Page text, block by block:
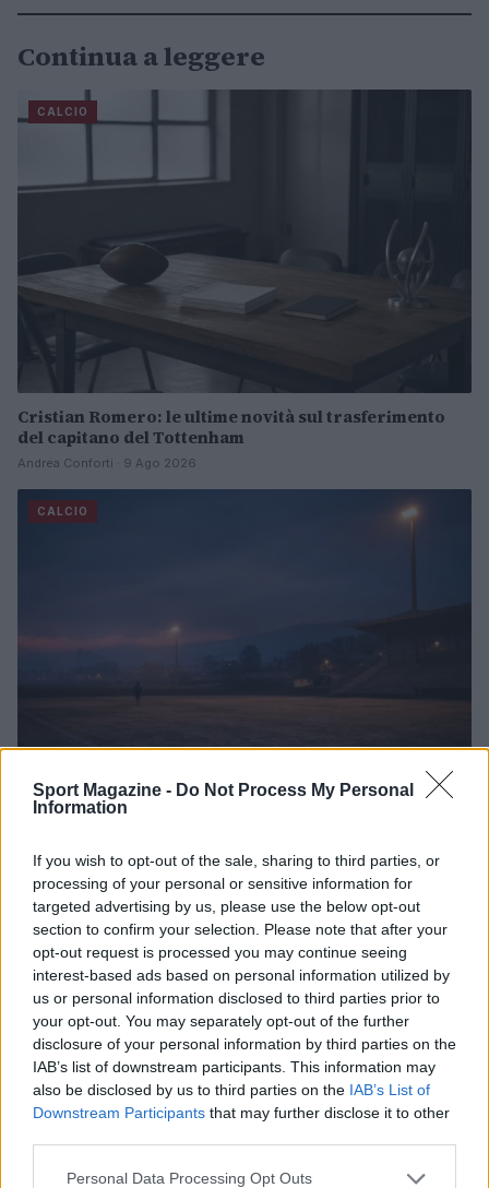
Sport Magazine - Do Not Process My Personal
Information
If you wish to opt-out of the sale, sharing to third parties, or
processing of your personal or sensitive information for
targeted advertising by us, please use the below opt-out
section to confirm your selection. Please note that after your
opt-out request is processed you may continue seeing
interest-based ads based on personal information utilized by
us or personal information disclosed to third parties prior to
your opt-out. You may separately opt-out of the further
disclosure of your personal information by third parties on the
IAB’s list of downstream participants. This information may
also be disclosed by us to third parties on the IAB’s List of
Downstream Participants that may further disclose it to other
Please note that this website/app uses one or more Google
Personal Data Processing Opt Outs
Continua a leggere
CALCIO
Cristian Romero: le ultime novità sul trasferimento
del capitano del Tottenham
Andrea Conforti · 9 Ago 2026
CALCIO
Tornei sportivi per giovani a Volpago: date, iscrizioni
Ilaria Mauri · 9 Ago 2026
CALCIO